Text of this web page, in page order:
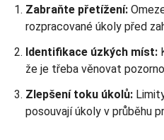
Zabraňte přetížení:
rozpracované úkoly před
Identifikace úzkých míst:
že je třeba věnovat
Zlepšení toku úkolů:
posouvají úkoly v průběhu